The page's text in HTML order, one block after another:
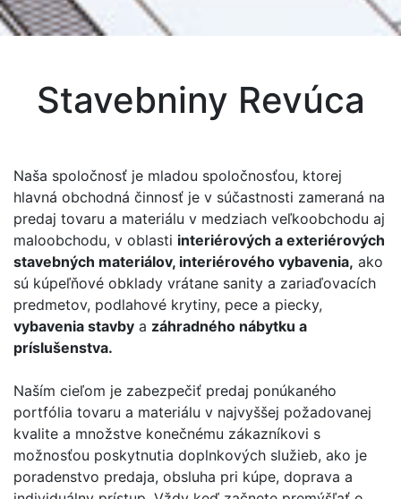
Stavebniny Revúca
Naša spoločnosť je mladou spoločnosťou, ktorej
hlavná obchodná činnosť je v súčastnosti zameraná na
predaj tovaru a materiálu v medziach veľkoobchodu aj
maloobchodu, v oblasti interiérových a exteriérových
stavebných materiálov, interiérového vybavenia, ako
sú kúpeľňové obklady vrátane sanity a zariaďovacích
predmetov, podlahové krytiny, pece a piecky,
vybavenia stavby a záhradného nábytku a
príslušenstva.
Naším cieľom je zabezpečiť predaj ponúkaného
portfólia tovaru a materiálu v najvyššej požadovanej
kvalite a množstve konečnému zákazníkovi s
možnosťou poskytnutia doplnkových služieb, ako je
poradenstvo predaja, obsluha pri kúpe, doprava a